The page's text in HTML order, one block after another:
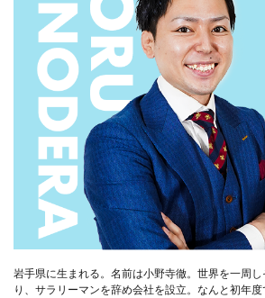
岩手県に生まれる。名前は小野寺徹。世界を一周
り、サラリーマンを辞め会社を設立。なんと初年度